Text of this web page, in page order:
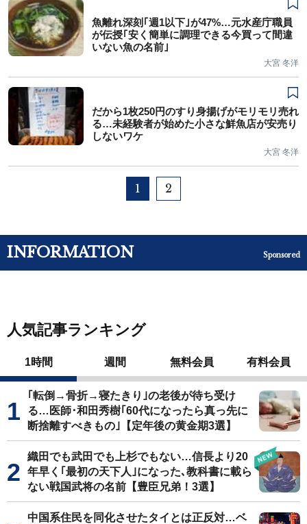
魚離れ深刻｢週1以下｣が47%…元水産庁職員
が伝授｢安く簡単に調理できる今買って間違
いない魚の名前｣
大宮 冬洋
だから1枚250円のすり身揚げがモリモリ売れ
る…未経験者が始めた小さな鮮魚店が安売り
しないワケ
大宮 冬洋
1 2
INFORMATION Sponsored
人気記事ランキング
1時間 週間 無料会員 有料会員
｢転倒→骨折→寝たきり｣の老後が待ち受け
る…医師･和田秀樹｢60代になったら真っ先に
断捨離すべきもの｣【定年後の黄金期3選】
織田でも武田でも上杉でもない…信長より20
年早く｢最初の天下人｣になった､教科書に載ら
ない戦国武将の名前【豊臣兄弟！3選】
中国系住民を同化させたタイとは正反対…ベ